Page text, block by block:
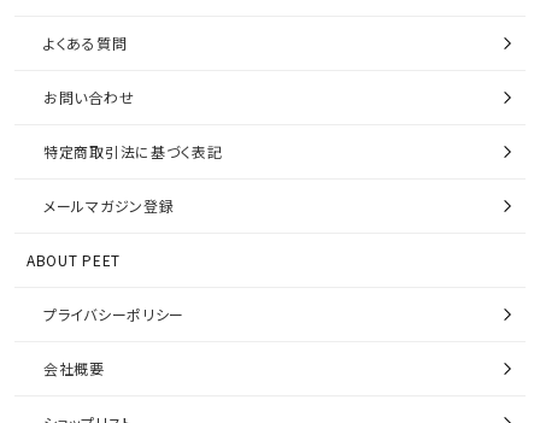
よくある質問
お問い合わせ
特定商取引法に基づく表記
メールマガジン登録
ABOUT PEET
プライバシーポリシー
会社概要